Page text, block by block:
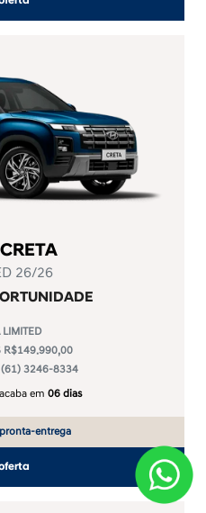
26/26
LIMITED
R$149.990,00
LIGUE AGORA (61) 3246-8334
em 06 dias
entrega